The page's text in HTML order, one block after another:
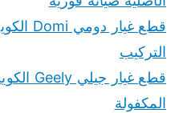
التركيب
المكفولة